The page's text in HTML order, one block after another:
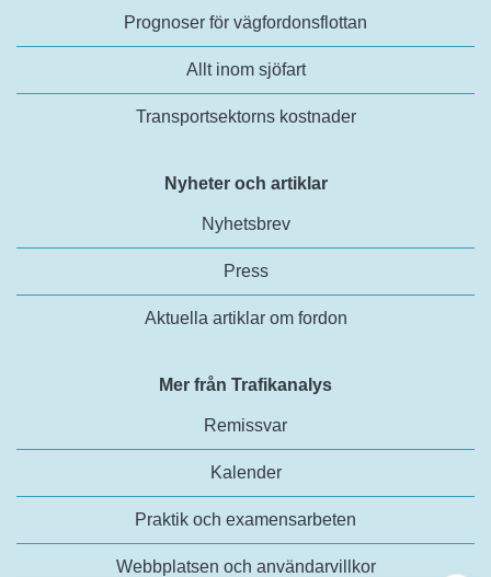
Prognoser för vägfordonsflottan
Allt inom sjöfart
Transportsektorns kostnader
Nyheter och artiklar
Nyhetsbrev
Press
Aktuella artiklar om fordon
Mer från Trafikanalys
Remissvar
Kalender
Praktik och examensarbeten
Webbplatsen och användarvillkor